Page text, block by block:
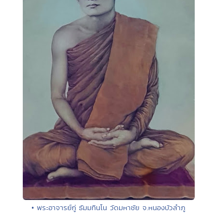
• พระอาจารย์กู่ ธัมมทินโน วัดมหาชัย จ.หนองบัวลำภู